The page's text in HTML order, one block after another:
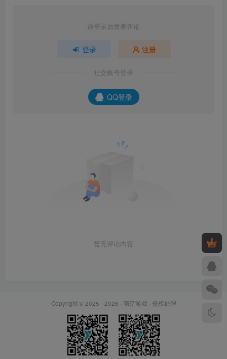
请登录后发表评论
登录 注册
社交账号登录
QQ登录
暂无评论内容
Copyright © 2025 - 2026 · 萌芽游戏 · 侵权处理